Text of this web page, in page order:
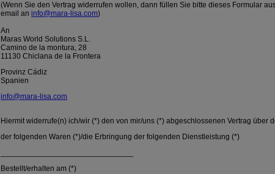
(Wenn Sie den Vertrag widerrufen wollen, dann füllen Sie bitte dieses Formular
email aninfo@mara-lisa.com)
An
Maras World Solutions S.L.
Camino de la montura, 28
11130 Chiclana de la Frontera
Provinz Cádiz
Spanien
info@mara-lisa.com
Hiermit widerrufe(n) ich/wir (*) den von mir/uns (*) abgeschlossenen Vertrag über
der folgenden Waren (*)/die Erbringung der folgenden Dienstleistung (*)
Bestellt/erhalten am (*)